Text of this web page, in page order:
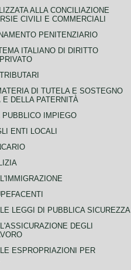
ALLA CONCILIAZIONE
CIVILI E COMMERCIALI
PENITENZIARIO
ITALIANO DI DIRITTO
DI TUTELA E SOSTEGNO
E DELLA PATERNITÀ
IMPIEGO
ENTI LOCALI
LEGGI DI PUBBLICA SICUREZZA
DEGLI
ESPROPRIAZIONI PER